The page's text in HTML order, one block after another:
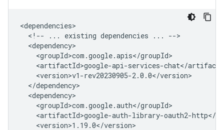
<!--
... existing dependencies ...